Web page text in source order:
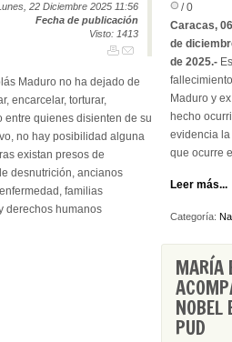
22 Diciembre 2025 11:56
Fecha de publicación
Visto: 1413
Maduro no ha dejado de
encarcelar, torturar,
entre quienes disienten de su
no hay posibilidad alguna
existan presos de
desnutrición, ancianos
familias
derechos humanos
/ 0
Caracas, 06
de
de 2025.-
Maduro y
hecho
evidencia
que ocurre
Leer más...
Categoría:
MARÍA
NOBEL
PUD